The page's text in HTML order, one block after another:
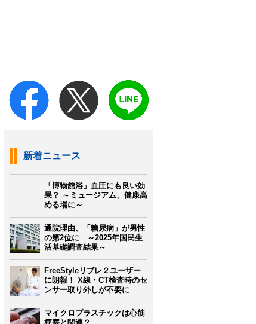
新着ニュース
「博物館浴」血圧にも良い効
果？ ～ミュージアム、健康高
める場に～
通院理由、「糖尿病」が男性
の第2位に ～2025年国民生
活基礎調査結果～
FreeStyleリブレ２ユーザー
に朗報！ X線・CT検査時のセ
ンサー取り外しが不要に
マイクロプラスチックは心筋